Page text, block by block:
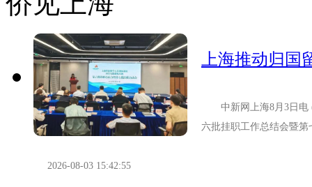
上海推动归
中新网上海8月3日电 (
六批挂职工作总结会暨
2026-08-03 15:42:55